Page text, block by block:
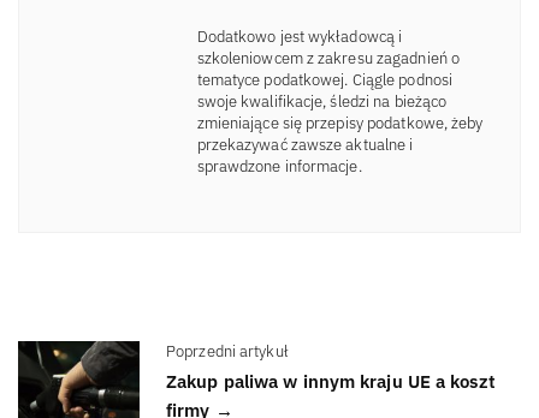
Dodatkowo jest wykładowcą i
szkoleniowcem z zakresu zagadnień o
tematyce podatkowej. Ciągle podnosi
swoje kwalifikacje, śledzi na bieżąco
zmieniające się przepisy podatkowe, żeby
przekazywać zawsze aktualne i
sprawdzone informacje.
Poprzedni artykuł
Zakup paliwa w innym kraju UE a koszt
firmy →